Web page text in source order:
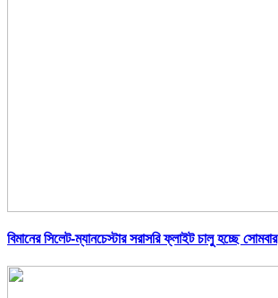
বিমানের সিলেট-ম্যানচেস্টার সরাসরি ফ্লাইট চালু হচ্ছে সোমবার